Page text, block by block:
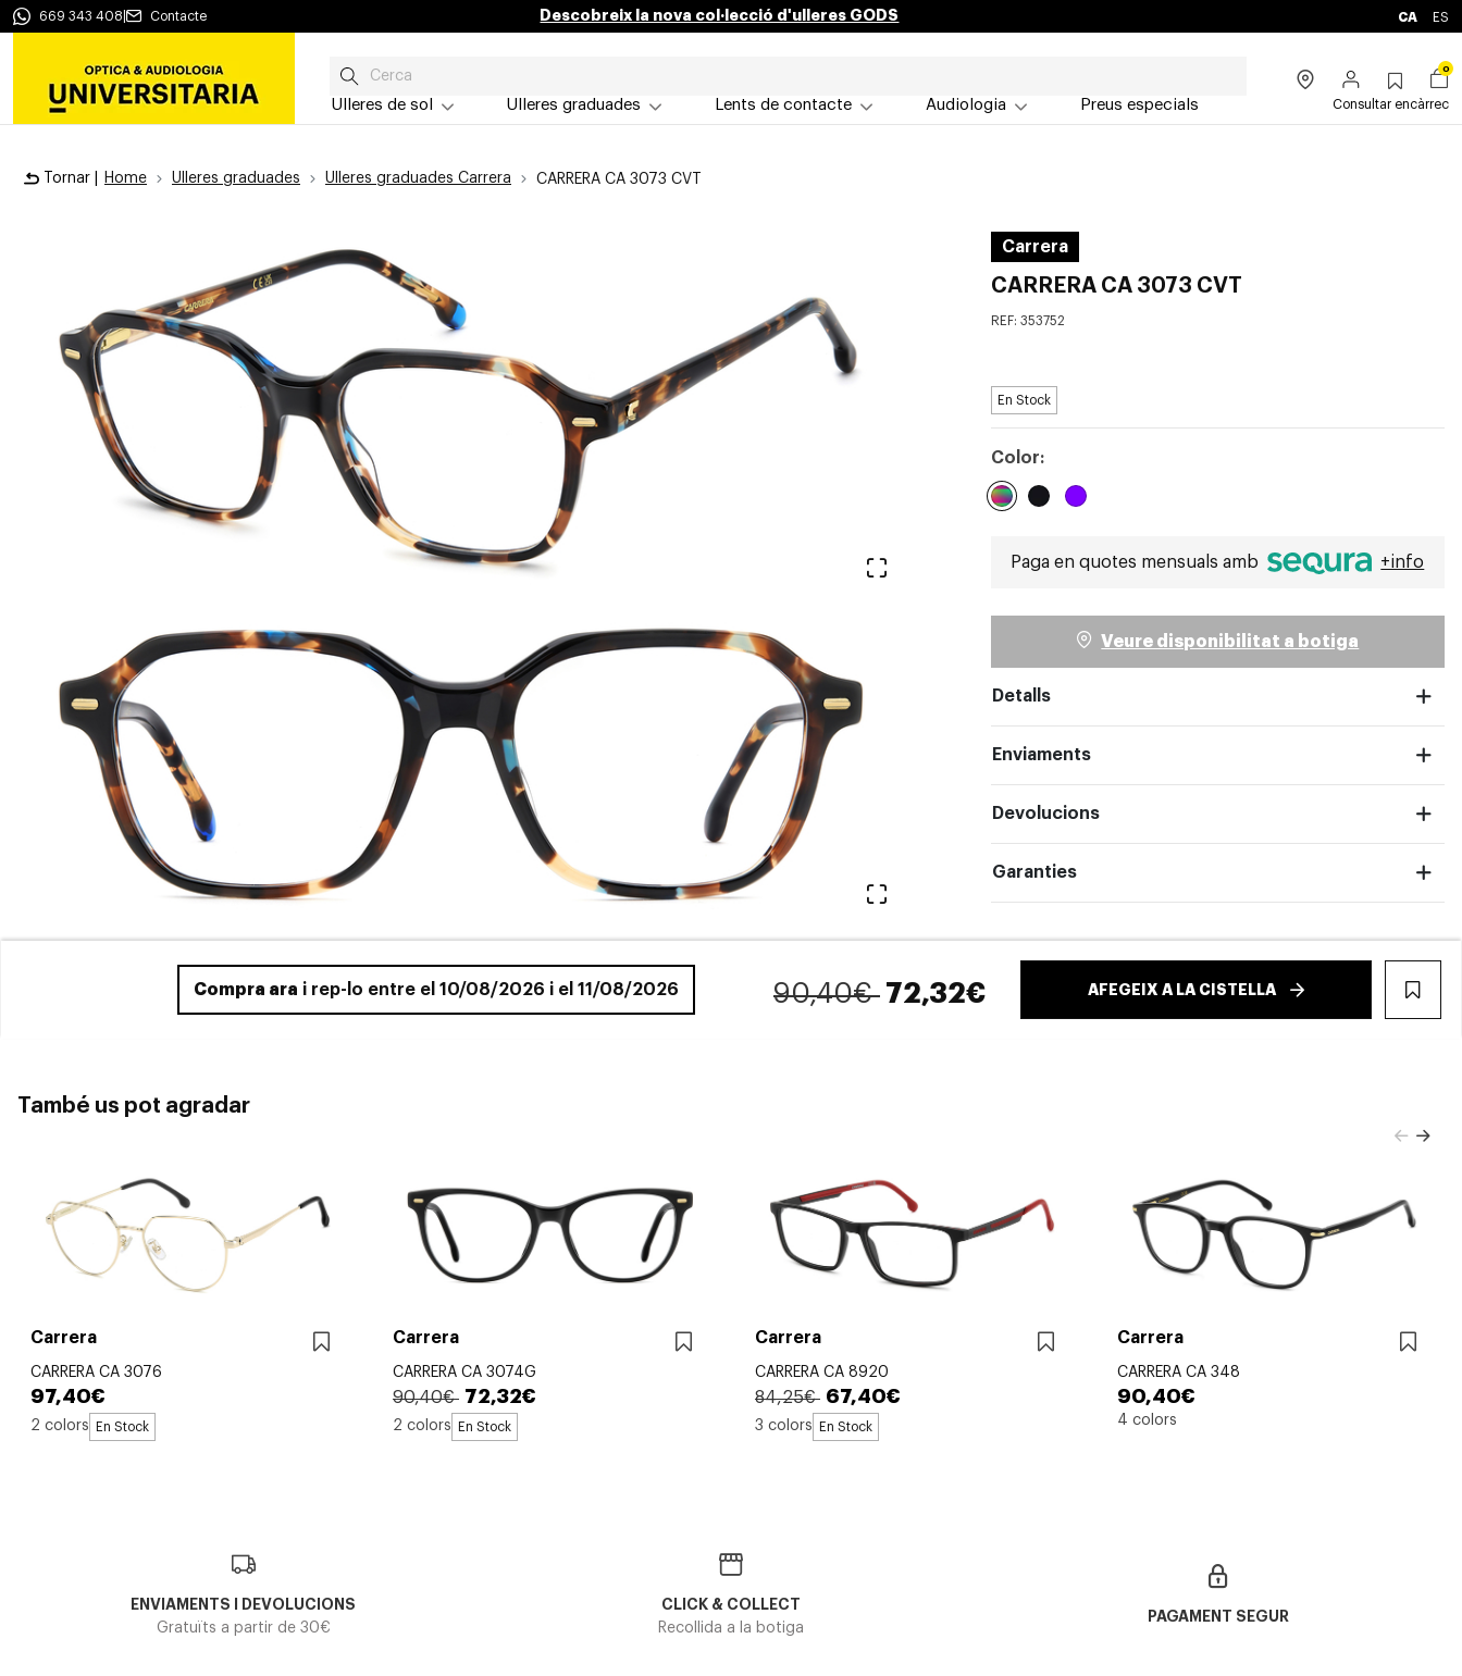
669 343 408 Contacte Descobreix la nova col·lecció d'ulleres GODS CA ES
Ulleres de sol Ulleres graduades Lents de contacte Audiologia Preus especials
0
Consultar encàrrec
Tornar | Home Ulleres graduades Ulleres graduades Carrera CARRERA CA 3073 CVT
Veure en pantalla completa
Veure en pantalla completa
Carrera
CARRERA CA 3073 CVT
REF: 353752
En Stock
Color:
Paga en quotes mensuals amb +info
Veure disponibilitat a botiga
Detalls
Enviaments
Devolucions
Garanties
Compra ara i rep-lo entre el 10/08/2026 i el 11/08/2026 90,40€ 72,32€ AFEGEIX A LA CISTELLA
També us pot agradar
Carrera
CARRERA CA 3076
97,40€
2 colors En Stock
Carrera
CARRERA CA 3074G
90,40€ 72,32€
2 colors En Stock
Carrera
CARRERA CA 8920
84,25€ 67,40€
3 colors En Stock
Carrera
CARRERA CA 348
90,40€
4 colors
ENVIAMENTS I DEVOLUCIONS
Gratuïts a partir de 30€
CLICK & COLLECT
Recollida a la botiga
PAGAMENT SEGUR